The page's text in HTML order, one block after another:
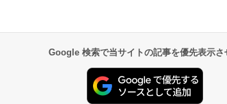
Google 検索で当サイトの記事を優先表示さ